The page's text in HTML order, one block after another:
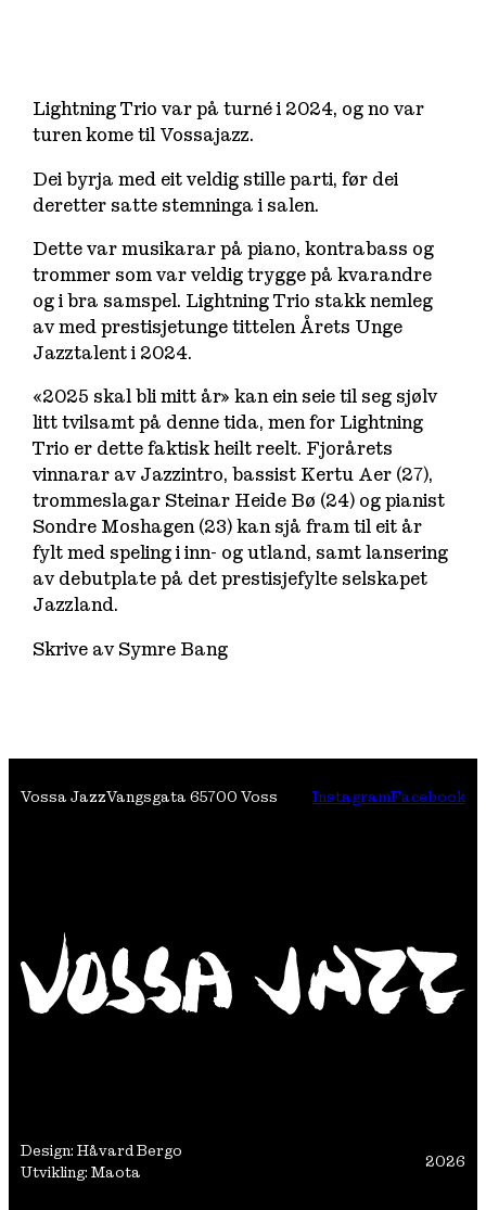
Lightning Trio var på turné i 2024, og no var
turen kome til Vossajazz.
Dei byrja med eit veldig stille parti, før dei
deretter satte stemninga i salen.
Dette var musikarar på piano, kontrabass og
trommer som var veldig trygge på kvarandre
og i bra samspel. Lightning Trio stakk nemleg
av med prestisjetunge tittelen Årets Unge
Jazztalent i 2024.
«2025 skal bli mitt år» kan ein seie til seg sjølv
litt tvilsamt på denne tida, men for Lightning
Trio er dette faktisk heilt reelt. Fjorårets
vinnarar av Jazzintro, bassist Kertu Aer (27),
trommeslagar Steinar Heide Bø (24) og pianist
Sondre Moshagen (23) kan sjå fram til eit år
fylt med speling i inn- og utland, samt lansering
av debutplate på det prestisjefylte selskapet
Jazzland.
Skrive av Symre Bang
Vossa JazzVangsgata 65700 Voss InstagramFacebook
Design: Håvard Bergo
Utvikling: Maota
2026